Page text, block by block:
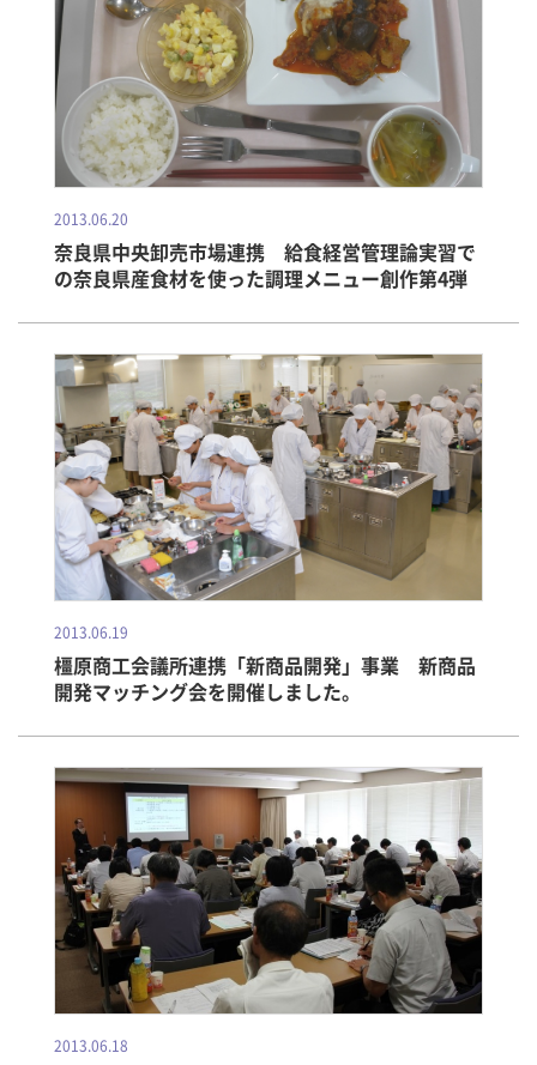
2013.06.20
奈良県中央卸売市場連携 給食経営管理論実習で
の奈良県産食材を使った調理メニュー創作第4弾
2013.06.19
橿原商工会議所連携「新商品開発」事業 新商品
開発マッチング会を開催しました。
2013.06.18